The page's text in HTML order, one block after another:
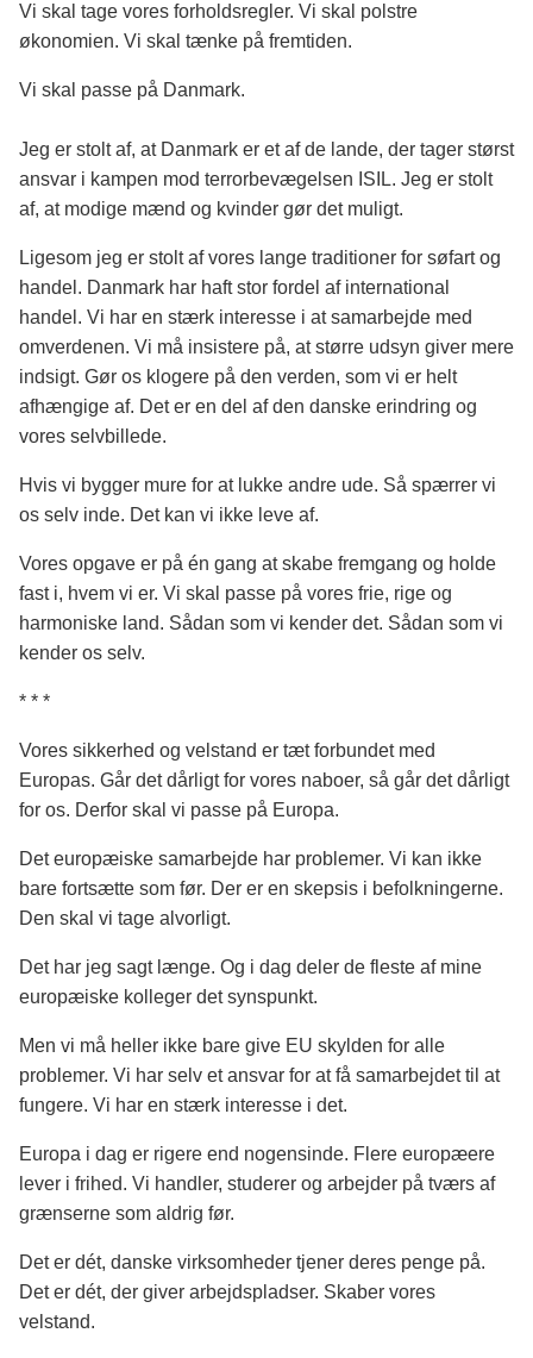
Vi skal tage vores forholdsregler. Vi skal polstre
økonomien. Vi skal tænke på fremtiden.
Vi skal passe på Danmark.
Jeg er stolt af, at Danmark er et af de lande, der tager størst
ansvar i kampen mod terrorbevægelsen ISIL. Jeg er stolt
af, at modige mænd og kvinder gør det muligt.
Ligesom jeg er stolt af vores lange traditioner for søfart og
handel. Danmark har haft stor fordel af international
handel. Vi har en stærk interesse i at samarbejde med
omverdenen. Vi må insistere på, at større udsyn giver mere
indsigt. Gør os klogere på den verden, som vi er helt
afhængige af. Det er en del af den danske erindring og
vores selvbillede.
Hvis vi bygger mure for at lukke andre ude. Så spærrer vi
os selv inde. Det kan vi ikke leve af.
Vores opgave er på én gang at skabe fremgang og holde
fast i, hvem vi er. Vi skal passe på vores frie, rige og
harmoniske land. Sådan som vi kender det. Sådan som vi
kender os selv.
* * *
Vores sikkerhed og velstand er tæt forbundet med
Europas. Går det dårligt for vores naboer, så går det dårligt
for os. Derfor skal vi passe på Europa.
Det europæiske samarbejde har problemer. Vi kan ikke
bare fortsætte som før. Der er en skepsis i befolkningerne.
Den skal vi tage alvorligt.
Det har jeg sagt længe. Og i dag deler de fleste af mine
europæiske kolleger det synspunkt.
Men vi må heller ikke bare give EU skylden for alle
problemer. Vi har selv et ansvar for at få samarbejdet til at
fungere. Vi har en stærk interesse i det.
Europa i dag er rigere end nogensinde. Flere europæere
lever i frihed. Vi handler, studerer og arbejder på tværs af
grænserne som aldrig før.
Det er dét, danske virksomheder tjener deres penge på.
Det er dét, der giver arbejdspladser. Skaber vores
velstand.